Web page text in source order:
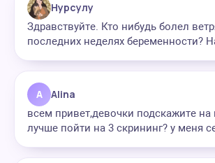
Нурсулу
Здравствуйте. Кто нибудь болел
последних неделях беременности?
A Alina
всем привет,девочки подскажите на
лучше пойти на 3 скрининг? у меня